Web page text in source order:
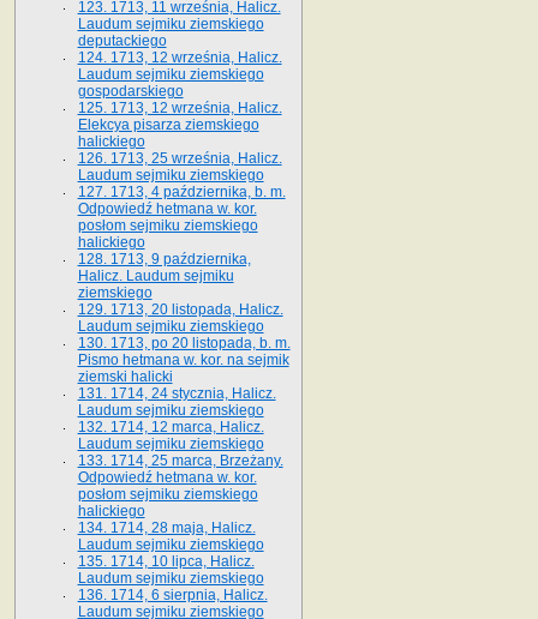
123. 1713, 11 września, Halicz.
Laudum sejmiku ziemskiego
deputackiego
124. 1713, 12 września, Halicz.
Laudum sejmiku ziemskiego
gospodarskiego
125. 1713, 12 września, Halicz.
Elekcya pisarza ziemskiego
halickiego
126. 1713, 25 września, Halicz.
Laudum sejmiku ziemskiego
127. 1713, 4 października, b. m.
Odpowiedź hetmana w. kor.
posłom sejmiku ziemskiego
halickiego
128. 1713, 9 października,
Halicz. Laudum sejmiku
ziemskiego
129. 1713, 20 listopada, Halicz.
Laudum sejmiku ziemskiego
130. 1713, po 20 listopada, b. m.
Pismo hetmana w. kor. na sejmik
ziemski halicki
131. 1714, 24 stycznia, Halicz.
Laudum sejmiku ziemskiego
132. 1714, 12 marca, Halicz.
Laudum sejmiku ziemskiego
133. 1714, 25 marca, Brzeżany.
Odpowiedź hetmana w. kor.
posłom sejmiku ziemskiego
halickiego
134. 1714, 28 maja, Halicz.
Laudum sejmiku ziemskiego
135. 1714, 10 lipca, Halicz.
Laudum sejmiku ziemskiego
136. 1714, 6 sierpnia, Halicz.
Laudum sejmiku ziemskiego